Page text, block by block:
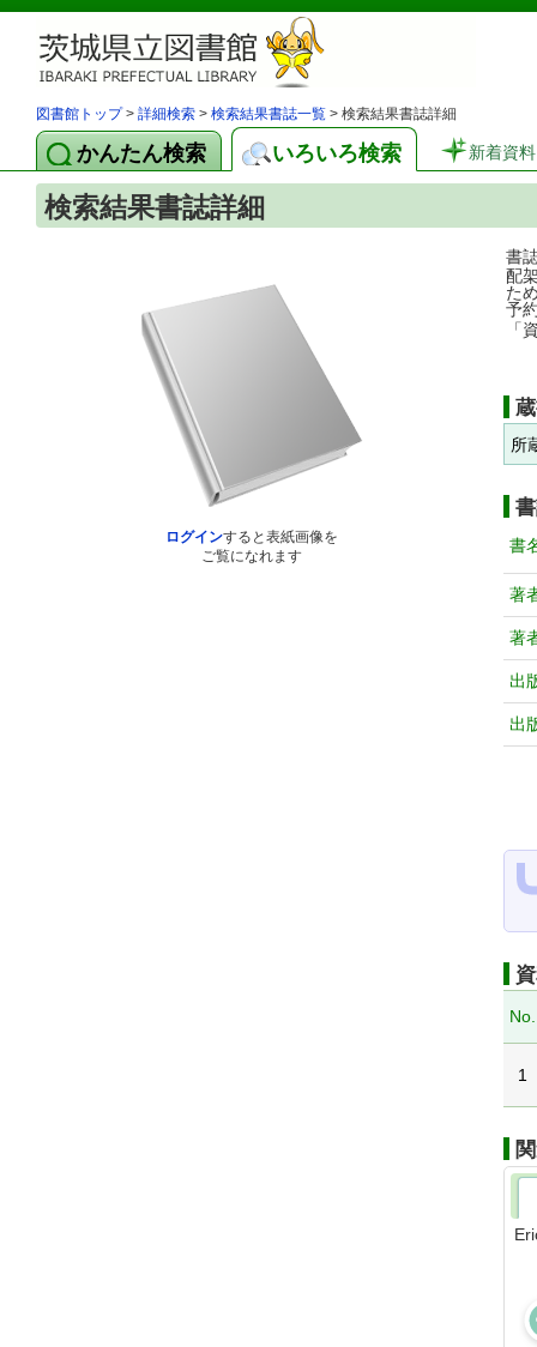
図書館トップ> 詳細検索 > 検索結果書誌一覧 > 検索結果書誌詳細
かんたん検索 いろいろ検索 新着資料
検索結果書誌詳細
ログインすると表紙画像を
ご覧になれます
書
配
た
予
「
所
書
著
著
出
出
No.
1